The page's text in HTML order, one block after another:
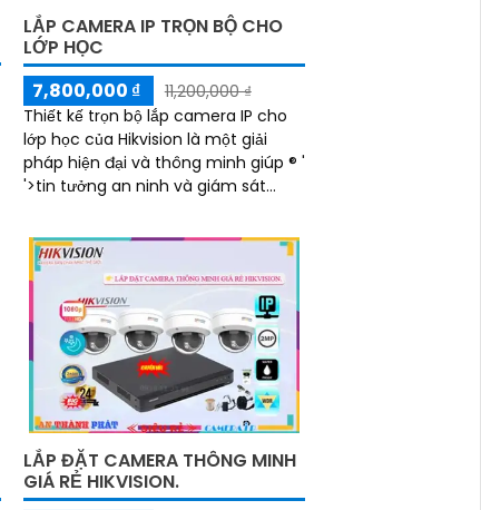
LẮP CAMERA IP TRỌN BỘ CHO
LỚP HỌC
7,800,000 ₫
11,200,000 ₫
Thiết kế trọn bộ lắp camera IP cho
lớp học của Hikvision là một giải
pháp hiện đại và thông minh giúp ®️ '
'>tin tưởng an ninh và giám sát
LẮP ĐẶT CAMERA THÔNG MINH
GIÁ RẺ HIKVISION.